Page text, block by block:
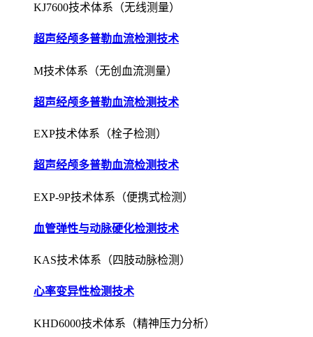
KJ7600技术体系（无线测量）
超声经颅多普勒血流检测技术
M技术体系（无创血流测量）
超声经颅多普勒血流检测技术
EXP技术体系（栓子检测）
超声经颅多普勒血流检测技术
EXP-9P技术体系（便携式检测）
血管弹性与动脉硬化检测技术
KAS技术体系（四肢动脉检测）
心率变异性检测技术
KHD6000技术体系（精神压力分析）